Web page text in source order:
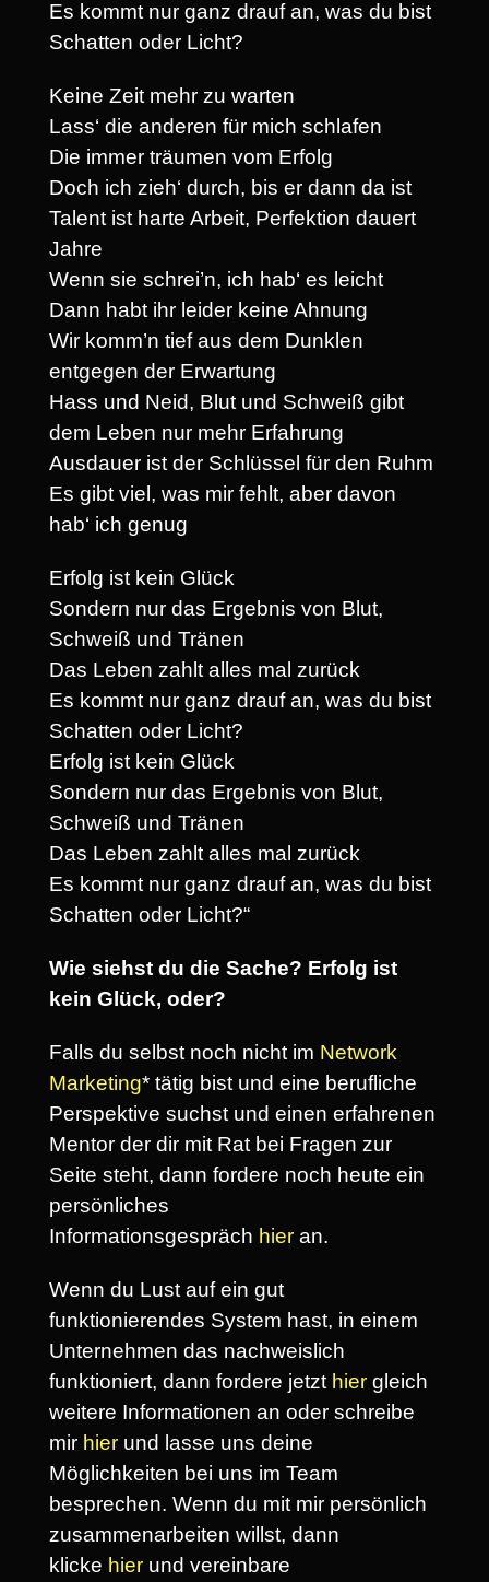
Es kommt nur ganz drauf an, was du bist
Schatten oder Licht?
Keine Zeit mehr zu warten
Lass‘ die anderen für mich schlafen
Die immer träumen vom Erfolg
Doch ich zieh‘ durch, bis er dann da ist
Talent ist harte Arbeit, Perfektion dauert
Jahre
Wenn sie schrei’n, ich hab‘ es leicht
Dann habt ihr leider keine Ahnung
Wir komm’n tief aus dem Dunklen
entgegen der Erwartung
Hass und Neid, Blut und Schweiß gibt
dem Leben nur mehr Erfahrung
Ausdauer ist der Schlüssel für den Ruhm
Es gibt viel, was mir fehlt, aber davon
hab‘ ich genug
Erfolg ist kein Glück
Sondern nur das Ergebnis von Blut,
Schweiß und Tränen
Das Leben zahlt alles mal zurück
Es kommt nur ganz drauf an, was du bist
Schatten oder Licht?
Erfolg ist kein Glück
Sondern nur das Ergebnis von Blut,
Schweiß und Tränen
Das Leben zahlt alles mal zurück
Es kommt nur ganz drauf an, was du bist
Schatten oder Licht?“
Wie siehst du die Sache? Erfolg ist
kein Glück, oder?
Falls du selbst noch nicht im Network
Marketing* tätig bist und eine berufliche
Perspektive suchst und einen erfahrenen
Mentor der dir mit Rat bei Fragen zur
Seite steht, dann fordere noch heute ein
persönliches
Informationsgespräch hier an.
Wenn du Lust auf ein gut
funktionierendes System hast, in einem
Unternehmen das nachweislich
funktioniert, dann fordere jetzt hier gleich
weitere Informationen an oder schreibe
mir hier und lasse uns deine
Möglichkeiten bei uns im Team
besprechen. Wenn du mit mir persönlich
zusammenarbeiten willst, dann
klicke hier und vereinbare